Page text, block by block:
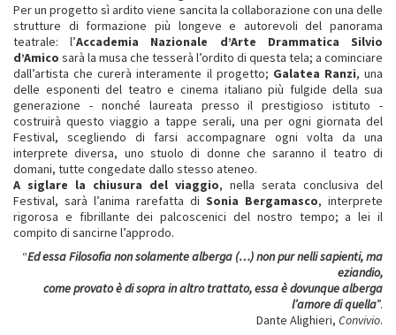
Per un progetto sì ardito viene sancita la collaborazione con una delle
strutture di formazione più longeve e autorevoli del panorama
teatrale: l’Accademia Nazionale
d’Arte Drammatica Silvio
d’Amico sarà la musa che tesserà l’ordito di questa tela; a cominciare
dall’artista che curerà interamente il progetto; Galatea Ranzi, una
delle esponenti del teatro e cinema italiano più fulgide della sua
generazione - nonché laureata presso il prestigioso istituto -
costruirà questo viaggio a tappe serali, una per ogni giornata del
Festival, scegliendo di farsi accompagnare ogni volta da una
interprete diversa, uno stuolo di donne che saranno il teatro di
domani, tutte congedate dallo stesso ateneo.
A siglare la chiusura del viaggio, nella serata conclusiva del
Festival, sarà l’anima rarefatta di Sonia Bergamasco, interprete
rigorosa e fibrillante dei palcoscenici del nostro tempo; a lei il
compito di sancirne l’approdo.
“Ed essa Filosofia non solamente alberga (…) non pur nelli sapienti, ma
eziandio,
come provato è di sopra in altro trattato, essa è dovunque alberga
l’amore di quella”.
Dante Alighieri, Convivio.